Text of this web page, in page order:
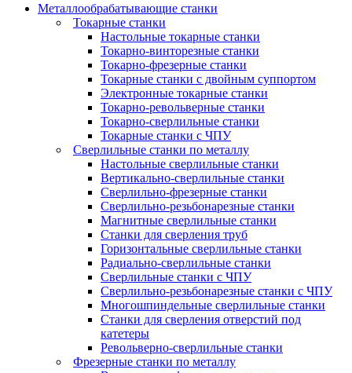
Металлообрабатывающие станки
Токарные станки
Настольные токарные станки
Токарно-винторезные станки
Токарно-фрезерные станки
Токарные станки с двойным суппортом
Электронные токарные станки
Токарно-револьверные станки
Токарно-сверлильные станки
Токарные станки с ЧПУ
Сверлильные станки по металлу
Настольные сверлильные станки
Вертикально-сверлильные станки
Сверлильно-фрезерные станки
Сверлильно-резьбонарезные станки
Магнитные сверлильные станки
Станки для сверления труб
Горизонтальные сверлильные станки
Радиально-сверлильные станки
Сверлильные станки с ЧПУ
Сверлильно-резьбонарезные станки с ЧПУ
Многошпиндельные сверлильные станки
Станки для сверления отверстий под
катетеры
Револьверно-сверлильные станки
Фрезерные станки по металлу